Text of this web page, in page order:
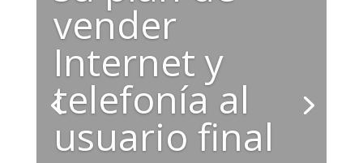
vender
Internet y
telefonía al
usuario final